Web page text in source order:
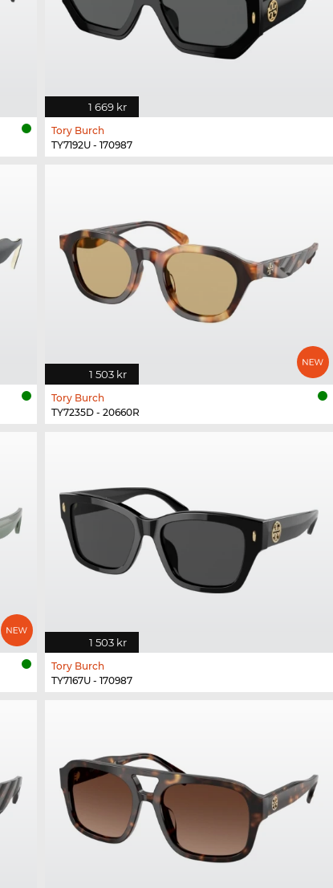
1 669 kr
Tory Burch
TY7192U - 170987
1 503 kr
Tory Burch
TY7235D - 20660R
1 503 kr
Tory Burch
TY7167U - 170987